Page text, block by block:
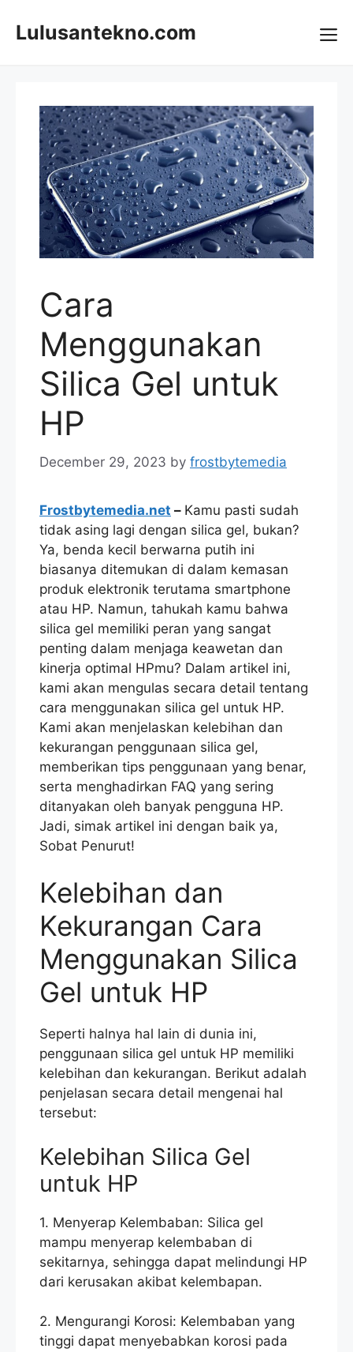
Lulusantekno.com
Cara
Menggunakan
Silica Gel untuk
HP
December 29, 2023 by frostbytemedia
Frostbytemedia.net – Kamu pasti sudah
tidak asing lagi dengan silica gel, bukan?
Ya, benda kecil berwarna putih ini
biasanya ditemukan di dalam kemasan
produk elektronik terutama smartphone
atau HP. Namun, tahukah kamu bahwa
silica gel memiliki peran yang sangat
penting dalam menjaga keawetan dan
kinerja optimal HPmu? Dalam artikel ini,
kami akan mengulas secara detail tentang
cara menggunakan silica gel untuk HP.
Kami akan menjelaskan kelebihan dan
kekurangan penggunaan silica gel,
memberikan tips penggunaan yang benar,
serta menghadirkan FAQ yang sering
ditanyakan oleh banyak pengguna HP.
Jadi, simak artikel ini dengan baik ya,
Sobat Penurut!
Kelebihan dan
Kekurangan Cara
Menggunakan Silica
Gel untuk HP
Seperti halnya hal lain di dunia ini,
penggunaan silica gel untuk HP memiliki
kelebihan dan kekurangan. Berikut adalah
penjelasan secara detail mengenai hal
tersebut:
Kelebihan Silica Gel
untuk HP
1. Menyerap Kelembaban: Silica gel
mampu menyerap kelembaban di
sekitarnya, sehingga dapat melindungi HP
dari kerusakan akibat kelembapan.
2. Mengurangi Korosi: Kelembaban yang
tinggi dapat menyebabkan korosi pada